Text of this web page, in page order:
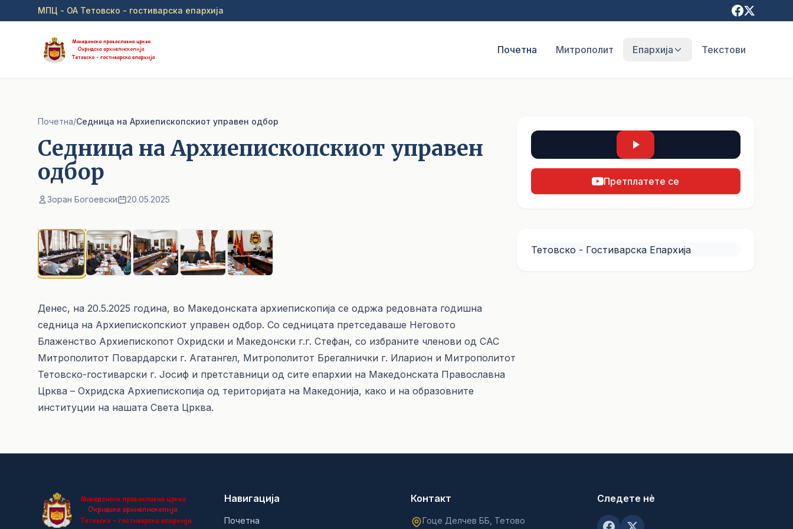
Прејди на главна содржина
МПЦ - ОА Тетовско - гостиварска епархија
Почетна Митрополит Епархија Текстови
Почетна/Cедница на Архиепископскиот управен одбор
Cедница на Архиепископскиот управен
одбор
Зоран Богоевски 20.05.2025
Денес, на 20.5.2025 година, во Македонската архиепископија се одржа редовната годишна
седница на Архиепископскиот управен одбор. Со седницата претседаваше Неговото
Блаженство Архиепископот Охридски и Македонски г.г. Стефан, со избраните членови од САС
Митрополитот Повардарски г. Агатангел, Митрополитот Брегалнички г. Иларион и Митрополитот
Тетовско-гостиварски г. Јосиф и претставници од сите епархии на Македонската Православна
Црква – Охридска Архиепископија од територијата на Македонија, како и на образовните
институции на нашата Света Црква.
Претплатете се
Тетовско - Гостиварска Епархија
Навигација
Почетна
Контакт
Гоце Делчев ББ, Тетово
Следете нè